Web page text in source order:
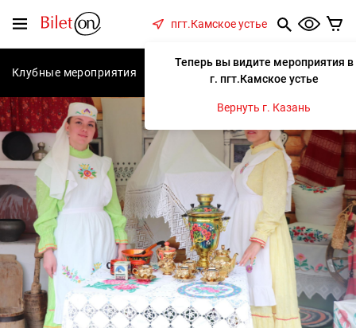
Меню
пгт.Камское устье
Теперь вы видите мероприятия в
г. пгт.Камское устье
Вернуть г. Казань
Клубные мероприятия Концерты Спектакли